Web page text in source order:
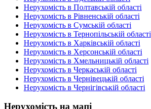
Нерухомість в Полтавській області
Нерухомість в Рівненській області
Нерухомість в Сумській області
Нерухомість в Тернопільській області
Нерухомість в Харківській області
Нерухомість в Херсонській області
Нерухомість в Хмельницькій області
Нерухомість в Черкаській області
Нерухомість в Чернівецькій області
Нерухомість в Чернігівській області
Нерухомість на мапі